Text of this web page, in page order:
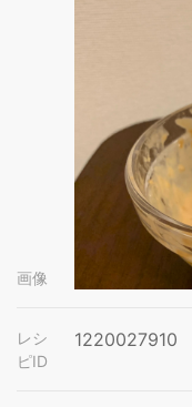
画像
レシ
ピID
1220027910